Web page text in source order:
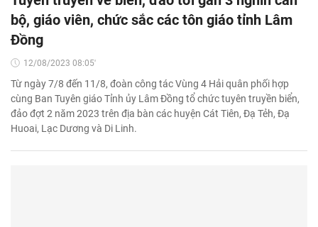
bộ, giáo viên, chức sắc các tôn giáo tỉnh Lâm
Đồng
12/08/2023 08:05'
Từ ngày 7/8 đến 11/8, đoàn công tác Vùng 4 Hải quân phối hợp
cùng Ban Tuyên giáo Tỉnh ủy Lâm Đồng tổ chức tuyên truyền biển,
đảo đợt 2 năm 2023 trên địa bàn các huyện Cát Tiên, Đạ Tẻh, Đạ
Huoai, Lạc Dương và Di Linh.